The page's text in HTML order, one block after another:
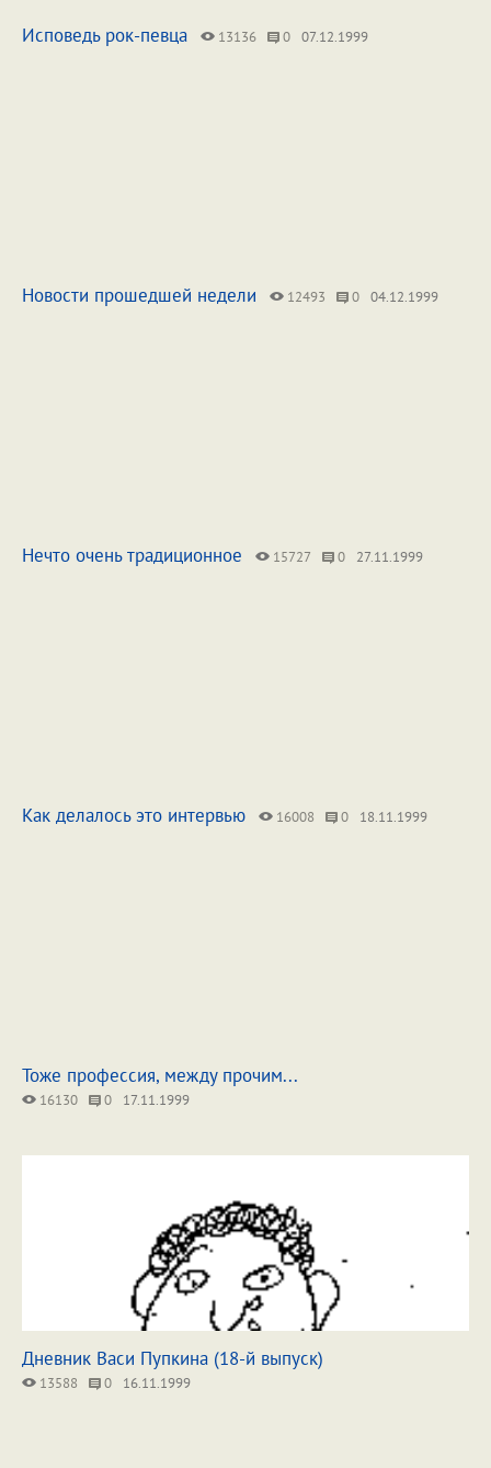
Исповедь рок-певца 13136 0 07.12.1999
Новости прошедшей недели 12493 0 04.12.1999
Нечто очень традиционное 15727 0 27.11.1999
Как делалось это интервью 16008 0 18.11.1999
Тоже профессия, между прочим...
16130 0 17.11.1999
Дневник Васи Пупкина (18-й выпуск)
13588 0 16.11.1999